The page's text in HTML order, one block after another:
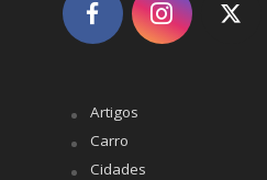
Artigos
Carro
Cidades